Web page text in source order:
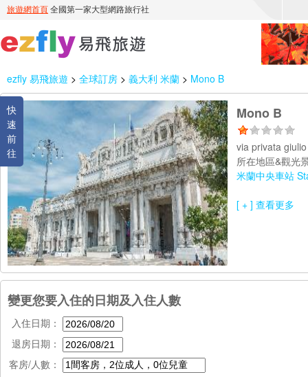
ezfly 易飛旅遊 > 全球訂房 > 義大利 米蘭 > Mono B
快
速
前
往
Mono B
via privata
所在地區&觀光
米蘭中央車站
[ + ] 查看更多
變更您要入住的日期及入住人數
入住日期：
退房日期：
客房/人數：